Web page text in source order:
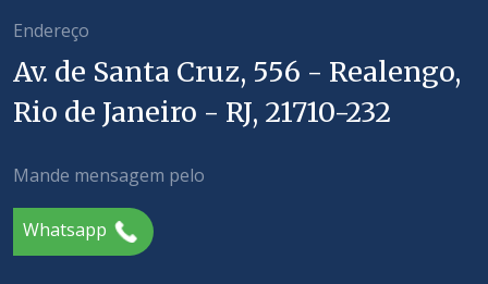
Endereço
Av. de Santa Cruz, 556 - Realengo,
Rio de Janeiro - RJ, 21710-232
Mande mensagem pelo
Whatsapp